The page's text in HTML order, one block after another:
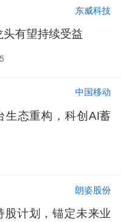
东威科技
有望持续受益
中国移动
生态重构，科创AI蓄
朗姿股份
股计划，锚定未来业